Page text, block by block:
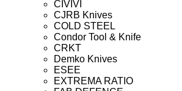
CIVIVI
CJRB Knives
COLD STEEL
Condor Tool & Knife
CRKT
Demko Knives
ESEE
EXTREMA RATIO